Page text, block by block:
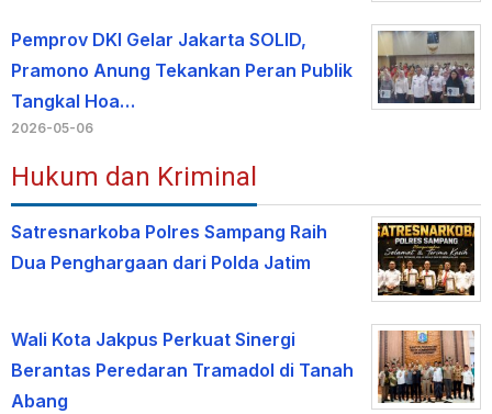
Pemprov DKI Gelar Jakarta SOLID,
Pramono Anung Tekankan Peran Publik
Tangkal Hoa…
2026-05-06
Hukum dan Kriminal
Satresnarkoba Polres Sampang Raih
Dua Penghargaan dari Polda Jatim
Wali Kota Jakpus Perkuat Sinergi
Berantas Peredaran Tramadol di Tanah
Abang